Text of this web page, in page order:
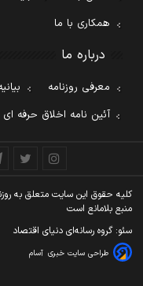
همکاری با ما
درباره ما
معرفی روزنامه
آئین نامه اخلاق حرفه ای
کليه حقوق اين سايت متعلق به
منبع بلامانع است
سئو: گروه رسانه‌ای دنیای اقتصاد
طراحی سایت خبری آسام